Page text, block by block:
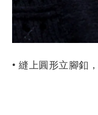
• 縫上圓形立腳釦，